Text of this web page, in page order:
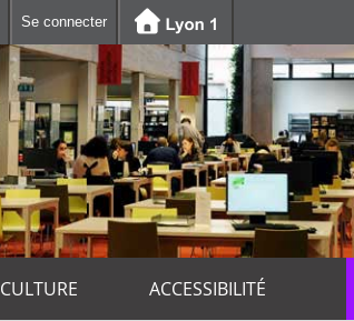
Se connecter
CULTURE ACCESSIBILITÉ